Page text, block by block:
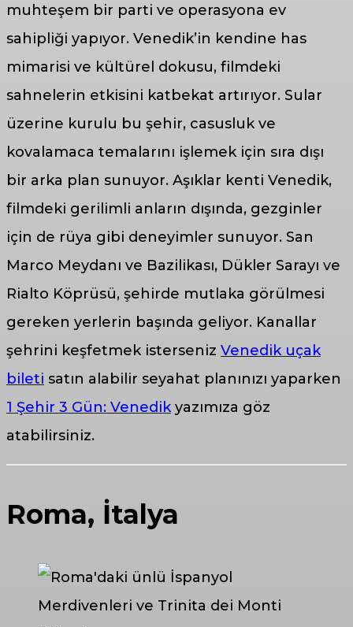
muhteşem bir parti ve operasyona ev
sahipliği yapıyor. Venedik’in kendine has
mimarisi ve kültürel dokusu, filmdeki
sahnelerin etkisini katbekat artırıyor. Sular
üzerine kurulu bu şehir, casusluk ve
kovalamaca temalarını işlemek için sıra dışı
bir arka plan sunuyor. Aşıklar kenti Venedik,
filmdeki gerilimli anların dışında, gezginler
için de rüya gibi deneyimler sunuyor. San
Marco Meydanı ve Bazilikası, Dükler Sarayı ve
Rialto Köprüsü, şehirde mutlaka görülmesi
gereken yerlerin başında geliyor. Kanallar
şehrini keşfetmek isterseniz Venedik uçak
bileti satın alabilir seyahat planınızı yaparken
1 Şehir 3 Gün: Venedikyazımıza göz
atabilirsiniz.
Roma, İtalya